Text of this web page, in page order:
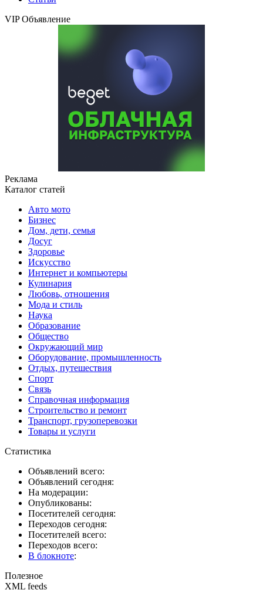
VIP Объявление
Реклама
Каталог статей
Авто мото
Бизнес
Дом, дети, семья
Досуг
Здоровье
Искусство
Интернет и компьютеры
Кулинария
Любовь, отношения
Мода и стиль
Наука
Образование
Общество
Окружающий мир
Оборудование, промышленность
Отдых, путешествия
Спорт
Связь
Справочная информация
Строительство и ремонт
Транспорт, грузоперевозки
Товары и услуги
Статистика
Объявлений всего:
Объявлений сегодня:
На модерации:
Опубликованы:
Посетителей сегодня:
Переходов сегодня:
Посетителей всего:
Переходов всего:
В блокноте:
Полезное
XML feeds